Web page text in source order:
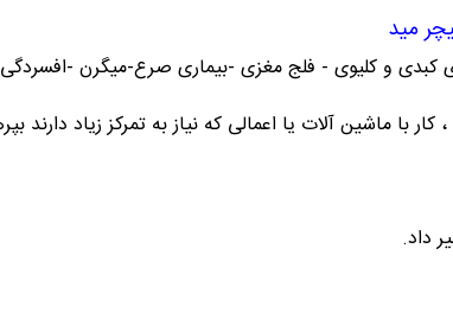
کبدی و کلیوی - فلج مغزی -بیماری صرع-میگرن -
، کار با ماشین آلات یا اعمالی که نیاز به تمرکز زیاد
داد.